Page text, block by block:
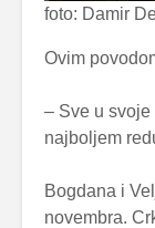
foto: Damir
Ovim
– Sve u
najboljem
Bogdana i
novembra.